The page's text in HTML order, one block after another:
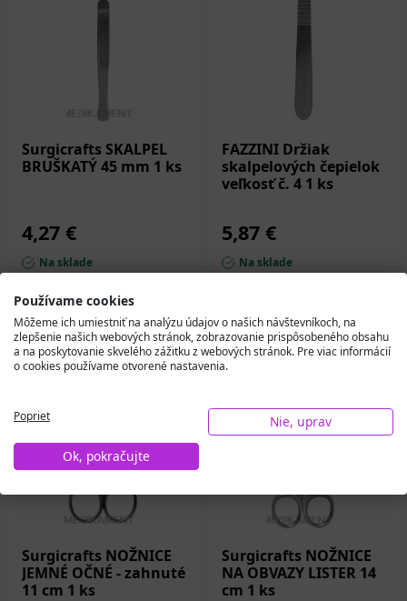
Surgicrafts SKALPEL
BRUŠKATÝ 45 mm 1 ks
4,27 €
Na sklade
Do košíka
FAZZINI Držiak
skalpelových čepielok
veľkosť č. 4 1 ks
5,87 €
Na sklade
Surgicrafts NOŽNICE
JEMNÉ OČNÉ - zahnuté
11 cm 1 ks
Surgicrafts NOŽNICE
NA OBVAZY LISTER 14
cm 1 ks
Používame cookies
Môžeme ich umiestniť na analýzu údajov o našich návštevníkoch, na
zlepšenie našich webových stránok, zobrazovanie prispôsobeného obsahu
a na poskytovanie skvelého zážitku z webových stránok. Pre viac informácií
o cookies používame otvorené nastavenia.
Poprieť
Nie, uprav
Ok, pokračujte